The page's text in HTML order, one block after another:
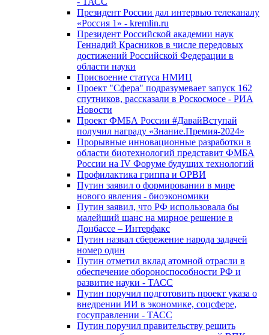
Президент России дал интервью телеканалу
«Россия 1» - kremlin.ru
Президент Российской академии наук
Геннадий Красников в числе передовых
достижений Российской Федерации в
области науки
Присвоение статуса НМИЦ
Проект "Сфера" подразумевает запуск 162
спутников, рассказали в Роскосмосе - РИА
Новости
Проект ФМБА России #ДавайВступай
получил награду «Знание.Премия-2024»
Прорывные инновационные разработки в
области биотехнологий представит ФМБА
России на IV Форуме будущих технологий
Профилактика гриппа и ОРВИ
Путин заявил о формировании в мире
нового явления - биоэкономики
Путин заявил, что РФ использовала бы
малейший шанс на мирное решение в
Донбассе – Интерфакс
Путин назвал сбережение народа задачей
номер один
Путин отметил вклад атомной отрасли в
обеспечение обороноспособности РФ и
развитие науки - ТАСС
Путин поручил подготовить проект указа о
внедрении ИИ в экономике, соцсфере,
госуправлении - ТАСС
Путин поручил правительству решить